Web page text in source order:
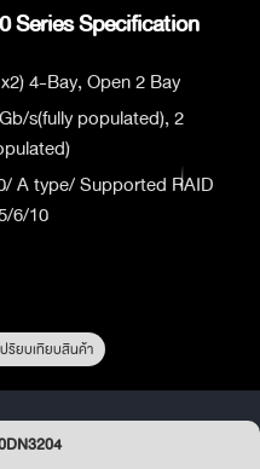
Series Specification
4-Bay, Open 2 Bay
s(fully populated), 2
A type/ Supported RAID
6/10
ปรียบเทียบสินค้า